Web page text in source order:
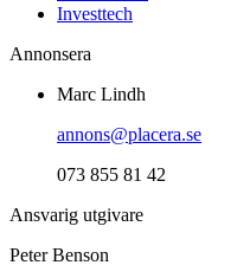
Investtech
Annonsera
Marc Lindh
annons@placera.se
073 855 81 42
Ansvarig utgivare
Peter Benson